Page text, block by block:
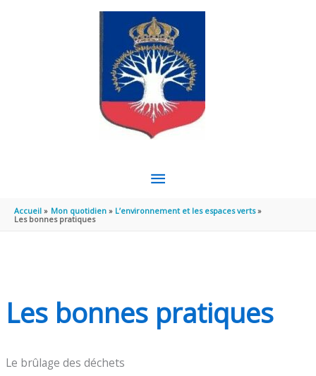
MENU
PRINCIPAL
Accueil Mon quotidien
L’environnement et les espaces verts
Les bonnes pratiques
Les bonnes pratiques
Le brûlage des déchets